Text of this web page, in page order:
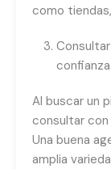
como
confianza
Al buscar un
consultar con
Una buena
amplia